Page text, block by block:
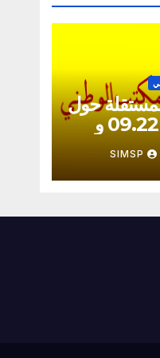
حول
مشروع قانون 09.22 و
SIMSP